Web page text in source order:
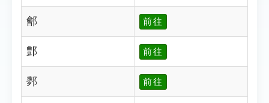
鄶 前往
鄷 前往
鄸 前往